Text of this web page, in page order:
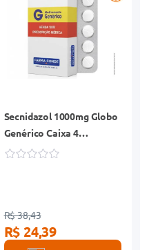
Secnidazol 1000mg Globo
Genérico Caixa 4
Comprimidos
R$ 38,43
R$ 24,39